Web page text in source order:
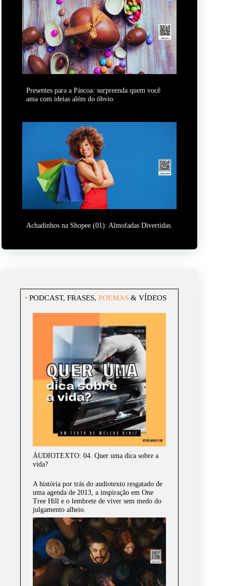
Presentes para a Páscoa: surpreenda quem você
ama com ideias além do óbvio.
Achadinhos na Shopee (01): Almofadas Divertidas.
• PODCAST, FRASES, POEMAS & VÍDEOS
ÁUDIOTEXTO: 04. Quer uma dica sobre a
vida?
A história por trás do audiotexto resgatado de
uma agenda de 2013, a inspiração em One
Tree Hill e o lembrete de viver sem medo do
julgamento alheio.